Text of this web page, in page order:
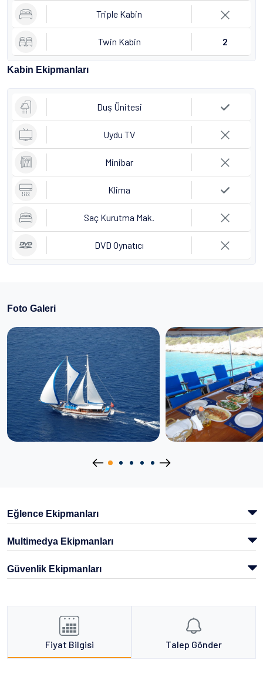
Triple Kabin
Twin Kabin 2
Kabin Ekipmanları
Duş Ünitesi
Uydu TV
Minibar
Klima
Saç Kurutma Mak.
DVD Oynatıcı
Foto Galeri
Eğlence Ekipmanları
Multimedya Ekipmanları
Güvenlik Ekipmanları
Fiyat Bilgisi Talep Gönder